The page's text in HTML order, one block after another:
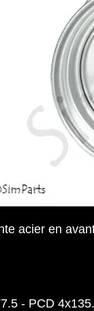
acier en
- PCD 4x135.